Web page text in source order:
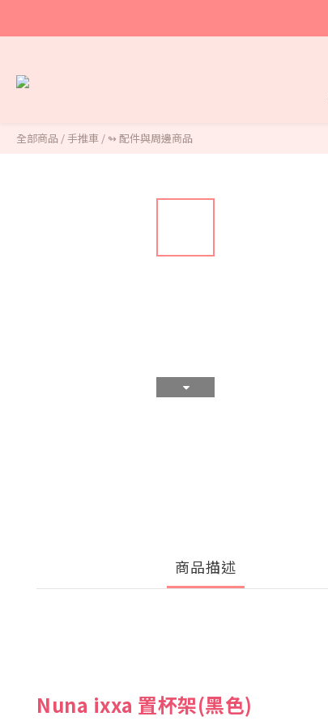
全部商品 /手推車 / ↬ 配件與周邊商品
商品描述
Nuna ixxa 置杯架(黑色)